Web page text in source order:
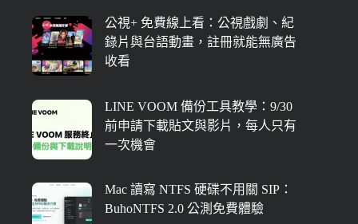
公視+ 免費線上看：公視戲劇、紀
錄片與台語動畫，註冊就能無廣告
收看
LINE VOOM 備份工具教學：9/30
前申請下載貼文與影片，每人只有
一次機會
Mac 讀寫 NTFS 硬碟不用關 SIP：
BuhoNTFS 2.0 公測免費體驗